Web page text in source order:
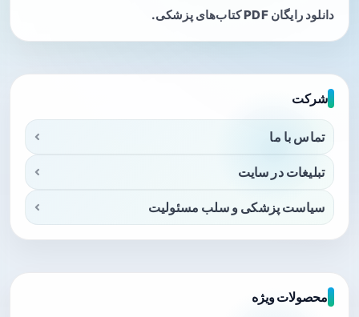
دانلود رایگان PDF کتاب‌های پزشکی.
شرکت
تماس با ما
تبلیغات در سایت
سیاست پزشکی و سلب مسئولیت
محصولات ویژه